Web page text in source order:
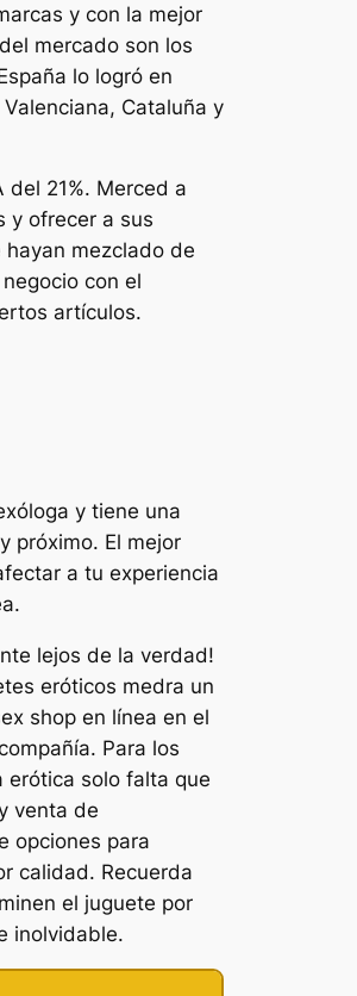
y con la mejor
mercado son los
lo logró en
Cataluña y
21%. Merced a
y ofrecer a sus
mezclado de
con el
artículos.
y tiene una
próximo. El mejor
a tu experiencia
lejos de la verdad!
eróticos medra un
shop en línea en el
Para los
erótica solo falta que
venta de
opciones para
calidad. Recuerda
el juguete por
inolvidable.